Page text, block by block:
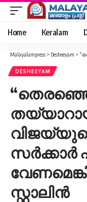
Home Keralam
Malayalampress > Desheeyam >
DESHEEYAM
സര്‍ക്കാര്‍
സ്റ്റാലിന്‍